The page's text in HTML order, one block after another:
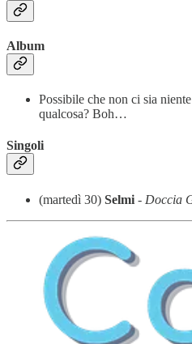
Album
Possibile che non ci sia
qualcosa? Boh…
Singoli
(martedì 30) Selmi - Doccia